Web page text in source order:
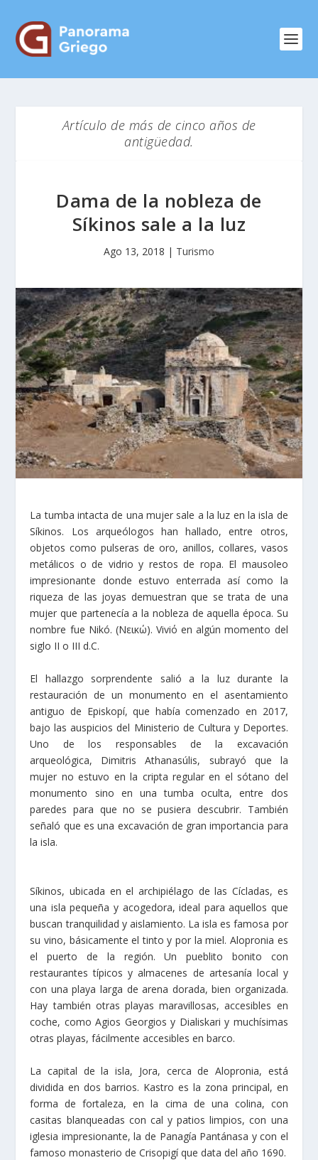
Artículo de más de cinco años de
antigüedad.
Dama de la nobleza de
Síkinos sale a la luz
Ago 13, 2018 | Turismo
La tumba intacta de una mujer sale a la luz en la isla de
Síkinos. Los arqueólogos han hallado, entre otros,
objetos como pulseras de oro, anillos, collares, vasos
metálicos o de vidrio y restos de ropa. El mausoleo
impresionante donde estuvo enterrada así como la
riqueza de las joyas demuestran que se trata de una
mujer que partenecía a la nobleza de aquella época. Su
nombre fue Nikó. (Νεικώ). Viviό en algún momento del
siglo II o III d.C.
El hallazgo sorprendente salió a la luz durante la
restauración de un monumento en el asentamiento
antiguo de Episkopí, que había comenzado en 2017,
bajo las auspicios del Ministerio de Cultura y Deportes.
Uno de los responsables de la excavación
arqueológica, Dimitris Athanasúlis, subrayó que la
mujer no estuvo en la cripta regular en el sótano del
monumento sino en una tumba oculta, entre dos
paredes para que no se pusiera descubrir. También
señaló que es una excavación de gran importancia para
la isla.
Síkinos, ubicada en el archipiélago de las Cícladas, es
una isla pequeña y acogedora, ideal para aquellos que
buscan tranquilidad y aislamiento. La isla es famosa por
su vino, básicamente el tinto y por la miel. Alopronia es
el puerto de la región. Un pueblito bonito con
restaurantes típicos y almacenes de artesanía local y
con una playa larga de arena dorada, bien organizada.
Hay también otras playas maravillosas, accesibles en
coche, como Agios Georgios y Dialiskari y muchísimas
otras playas, fácilmente accesibles en barco.
La capital de la isla, Jora, cerca de Alopronia, está
dividida en dos barrios. Kastro es la zona principal, en
forma de fortaleza, en la cima de una colina, con
casitas blanqueadas con cal y patios limpios, con una
iglesia impresionante, la de Panagía Pantánasa y con el
famoso monasterio de Crisopigí que data del año 1690.